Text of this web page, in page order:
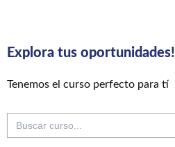
Explora tus oportunidades!
Tenemos el curso perfecto para tí
Buscar: